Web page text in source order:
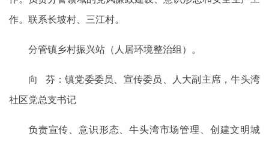
作。联系长坡村、三江村。
分管镇乡村振兴站（人居环境整治组）。
向 芬：镇党委委员、宣传委员、人大副主席，牛头湾
社区党总支书记
负责宣传、意识形态、牛头湾市场管理、创建文明城